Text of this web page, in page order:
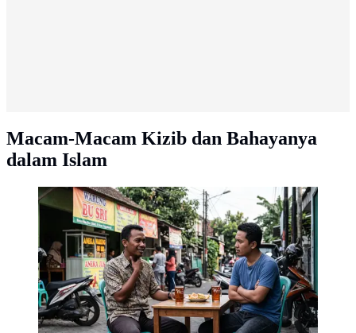
Macam-Macam Kizib dan Bahayanya
dalam Islam